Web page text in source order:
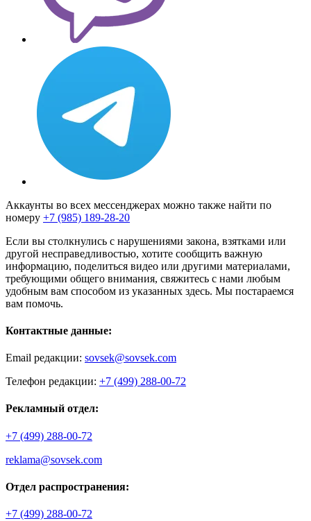
Аккаунты во всех мессенджерах можно также найти по
номеру +7 (985) 189-28-20
Если вы столкнулись с нарушениями закона, взятками или
другой несправедливостью, хотите сообщить важную
информацию, поделиться видео или другими материалами,
требующими общего внимания, свяжитесь с нами любым
удобным вам способом из указанных здесь. Мы постараемся
вам помочь.
Контактные данные:
Email редакции: sovsek@sovsek.com
Телефон редакции: +7 (499) 288-00-72
Рекламный отдел:
+7 (499) 288-00-72
reklama@sovsek.com
Отдел распространения:
+7 (499) 288-00-72